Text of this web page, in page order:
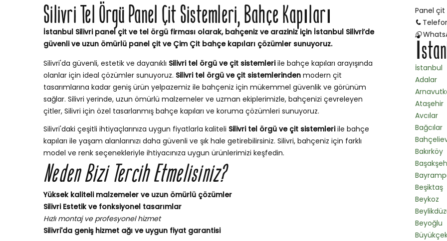
Panel çit
İstanbul
Adalar
Ataşehir
Avcılar
Bağcılar
Bakırköy
Beşiktaş
Beykoz
Beyoğlu
Silivri Tel Örgü Panel Çit Sistemleri, Bahçe Kapıları
İstanbul Silivri panel çit ve tel örgü firması olarak, bahçeniz ve araziniz için İstanbul Silivri’de
güvenli ve uzun ömürlü panel çit ve Çim Çit bahçe kapıları çözümler sunuyoruz.
Silivri'da güvenli, estetik ve dayanıklı Silivri tel örgü ve çit sistemleriile bahçe kapıları arayışında
olanlar için ideal çözümler sunuyoruz. Silivri tel örgü ve çit sistemlerinden modern çit
tasarımlarına kadar geniş ürün yelpazemiz ile bahçeniz için mükemmel güvenlik ve görünüm
sağlar. Silivri yerinde, uzun ömürlü malzemeler ve uzman ekiplerimizle, bahçenizi çevreleyen
çitler, Silivri için özel tasarlanmış bahçe kapıları ve koruma çözümleri sunuyoruz.
Silivri'daki çeşitli ihtiyaçlarınıza uygun fiyatlarla kaliteli Silivri tel örgü ve çit sistemleriile bahçe
kapıları ile yaşam alanlarınızı daha güvenli ve şık hale getirebilirsiniz. Silivri, bahçeniz için farklı
model ve renk seçenekleriyle ihtiyacınıza uygun ürünlerimizi keşfedin.
Neden Bizi Tercih Etmelisiniz?
Yüksek kaliteli malzemeler ve uzun ömürlü çözümler
Silivri Estetik ve fonksiyonel tasarımlar
Hızlı montaj ve profesyonel hizmet
Silivri'da geniş hizmet ağı ve uygun fiyat garantisi